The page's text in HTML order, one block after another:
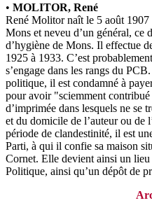
• MOLITOR, René
René Molitor naît le 5 août
Mons et neveu d’un général, ce
d’hygiène de Mons. Il effectue
1925 à 1933. C’est
s’engage dans les rangs du
politique, il est condamné à
pour avoir "sciemment
d’imprimée dans lesquels ne se
et du domicile de l’auteur ou de
période de clandestinité, il est
Parti, à qui il confie sa maison
Cornet. Elle devient ainsi un
Politique, ainsi qu’un dépôt de